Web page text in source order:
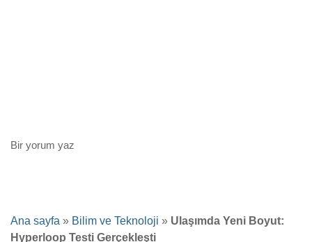
Bir yorum yaz
Ana sayfa » Bilim ve Teknoloji » Ulaşımda Yeni Boyut:
Hyperloop Testi Gerçekleşti